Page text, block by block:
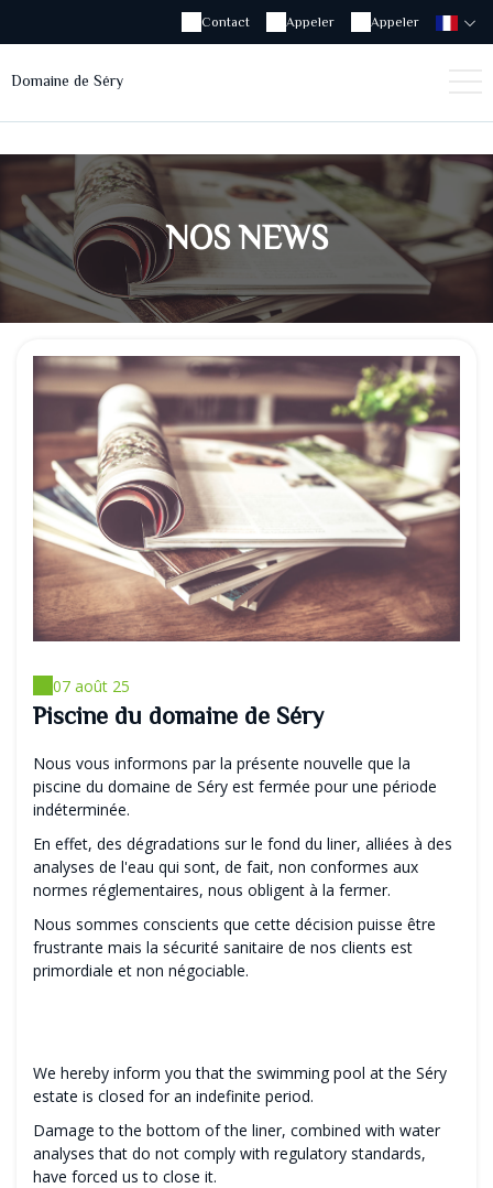
Appeler
Appeler
Contact
Domaine de Séry
NOS NEWS
07 août 25
Piscine du domaine de Séry
Nous vous informons par la présente nouvelle que la
piscine du domaine de Séry est fermée pour une période
indéterminée.
En effet, des dégradations sur le fond du liner, alliées à des
analyses de l'eau qui sont, de fait, non conformes aux
normes réglementaires, nous obligent à la fermer.
Nous sommes conscients que cette décision puisse être
frustrante mais la sécurité sanitaire de nos clients est
primordiale et non négociable.
We hereby inform you that the swimming pool at the Séry
estate is closed for an indefinite period.
Damage to the bottom of the liner, combined with water
analyses that do not comply with regulatory standards,
have forced us to close it.